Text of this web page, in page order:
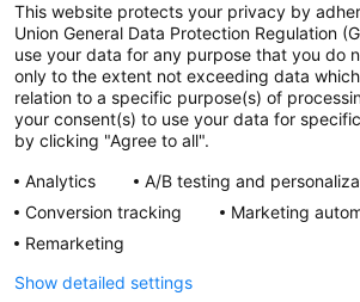
Polityka prywatności
Regulamin serwisu
Regulamin konkursu
Farmacja Play
Regulamin konkursu Lakcid
Regulamin konkursu Acard
Regulamin konkursu Biotebal
Regulamin konkursu Asmenol
Kontakt
This website protects your privacy by
Union General Data Protection Regulation
use your data for any purpose that you do
only to the extent not exceeding data
relation to a specific purpose(s) of
your consent(s) to use your data for
by clicking "Agree to all".
Analytics
A/B testing and
Conversion tracking
Marketing
Remarketing
Show detailed settings